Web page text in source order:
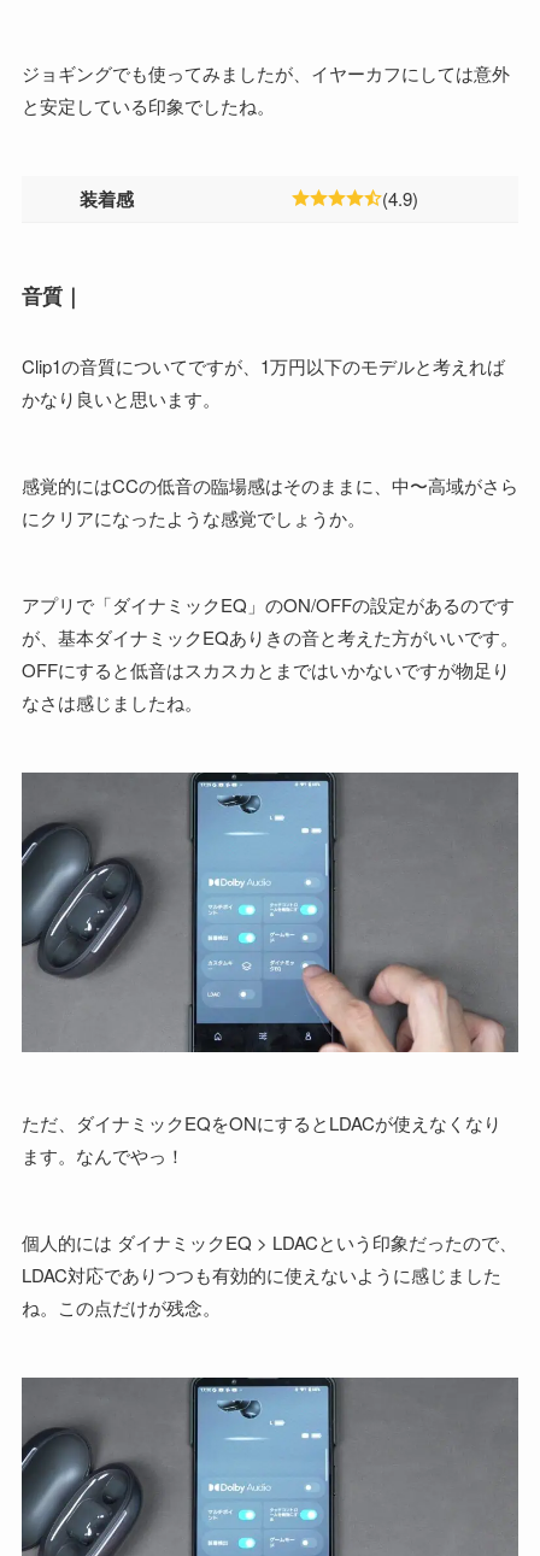
ジョギングでも使ってみましたが、イヤーカフにしては意外
と安定している印象でしたね。
装着感 (4.9)
音質｜
Clip1の音質についてですが、1万円以下のモデルと考えれば
かなり良いと思います。
感覚的にはCCの低音の臨場感はそのままに、中〜高域がさら
にクリアになったような感覚でしょうか。
アプリで「ダイナミックEQ」のON/OFFの設定があるのです
が、基本ダイナミックEQありきの音と考えた方がいいです。
OFFにすると低音はスカスカとまではいかないですが物足り
なさは感じましたね。
ただ、ダイナミックEQをONにするとLDACが使えなくなり
ます。なんでやっ！
個人的には ダイナミックEQ > LDACという印象だったので、
LDAC対応でありつつも有効的に使えないように感じました
ね。この点だけが残念。